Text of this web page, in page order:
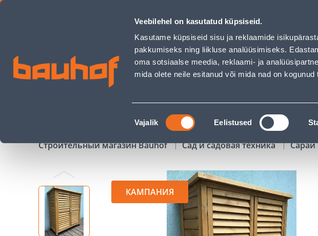
Veebilehel on kasutatud küpsiseid.
Kasutame küpsiseid sisu ja reklaamide
pakkumiseks ning liikluse analüüsimiseks.
oma sotsiaalse meedia, reklaami- ja
mida olete neile esitanud või mida nad on
Nõusoleku
valik
Vajalik Eelistused
AIATARVETE KAPP TERRASSILE 87X40X95CM - Bauhof has loaded
Обслуживание бизнес-клиентов Обслуживание частных
АКЦИИ КАТАЛОГИ
Строительный магазин Bauhof Сад и садовая техника
КАМПАНИЯ